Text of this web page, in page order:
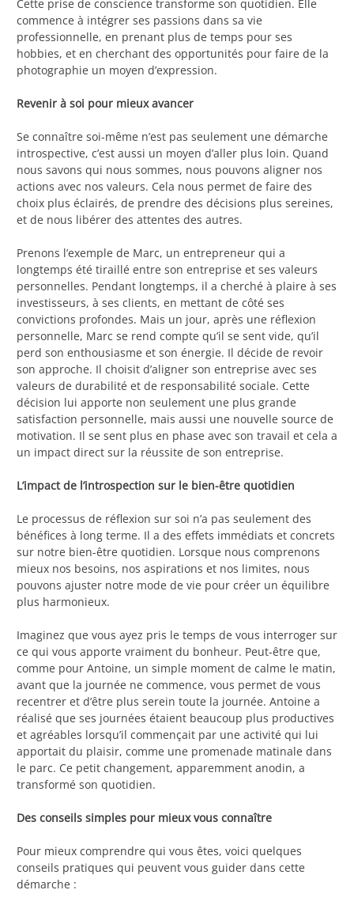
Cette prise de conscience transforme son quotidien. Elle
commence à intégrer ses passions dans sa vie
professionnelle, en prenant plus de temps pour ses
hobbies, et en cherchant des opportunités pour faire de la
photographie un moyen d’expression.
Revenir à soi pour mieux avancer
Se connaître soi-même n’est pas seulement une démarche
introspective, c’est aussi un moyen d’aller plus loin. Quand
nous savons qui nous sommes, nous pouvons aligner nos
actions avec nos valeurs. Cela nous permet de faire des
choix plus éclairés, de prendre des décisions plus sereines,
et de nous libérer des attentes des autres.
Prenons l’exemple de Marc, un entrepreneur qui a
longtemps été tiraillé entre son entreprise et ses valeurs
personnelles. Pendant longtemps, il a cherché à plaire à ses
investisseurs, à ses clients, en mettant de côté ses
convictions profondes. Mais un jour, après une réflexion
personnelle, Marc se rend compte qu’il se sent vide, qu’il
perd son enthousiasme et son énergie. Il décide de revoir
son approche. Il choisit d’aligner son entreprise avec ses
valeurs de durabilité et de responsabilité sociale. Cette
décision lui apporte non seulement une plus grande
satisfaction personnelle, mais aussi une nouvelle source de
motivation. Il se sent plus en phase avec son travail et cela a
un impact direct sur la réussite de son entreprise.
L’impact de l’introspection sur le bien-être quotidien
Le processus de réflexion sur soi n’a pas seulement des
bénéfices à long terme. Il a des effets immédiats et concrets
sur notre bien-être quotidien. Lorsque nous comprenons
mieux nos besoins, nos aspirations et nos limites, nous
pouvons ajuster notre mode de vie pour créer un équilibre
plus harmonieux.
Imaginez que vous ayez pris le temps de vous interroger sur
ce qui vous apporte vraiment du bonheur. Peut-être que,
comme pour Antoine, un simple moment de calme le matin,
avant que la journée ne commence, vous permet de vous
recentrer et d’être plus serein toute la journée. Antoine a
réalisé que ses journées étaient beaucoup plus productives
et agréables lorsqu’il commençait par une activité qui lui
apportait du plaisir, comme une promenade matinale dans
le parc. Ce petit changement, apparemment anodin, a
transformé son quotidien.
Des conseils simples pour mieux vous connaître
Pour mieux comprendre qui vous êtes, voici quelques
conseils pratiques qui peuvent vous guider dans cette
démarche :